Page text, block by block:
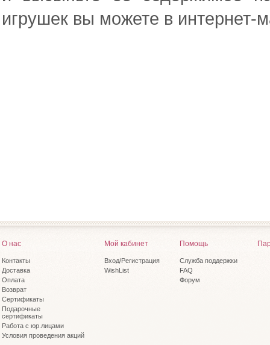
игрушек вы можете в интернет-
О нас
Контакты
Доставка
Оплата
Возврат
Сертификаты
Подарочные
сертификаты
Работа с юр.лицами
Условия проведения акций
Мой кабинет
Вход/Регистрация
WishList
Помощь
Служба поддержки
FAQ
Форум